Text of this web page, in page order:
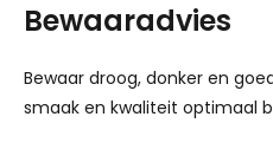
Bewaaradvies
Bewaar droog, donker en
smaak en kwaliteit optimaal